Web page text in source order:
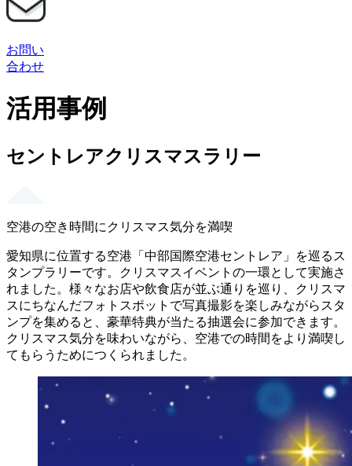
お問い
合わせ
活用事例
セントレアクリスマスラリー
空港の空き時間にクリスマス気分を満喫
愛知県に位置する空港「中部国際空港セントレア」を巡るス
タンプラリーです。クリスマスイベントの一環として実施さ
れました。様々なお店や飲食店が並ぶ通りを巡り、クリスマ
スにちなんだフォトスポットで写真撮影を楽しみながらスタ
ンプを集めると、豪華特典が当たる抽選会に参加できます。
クリスマス気分を味わいながら、空港での時間をより満喫し
てもらうためにつくられました。